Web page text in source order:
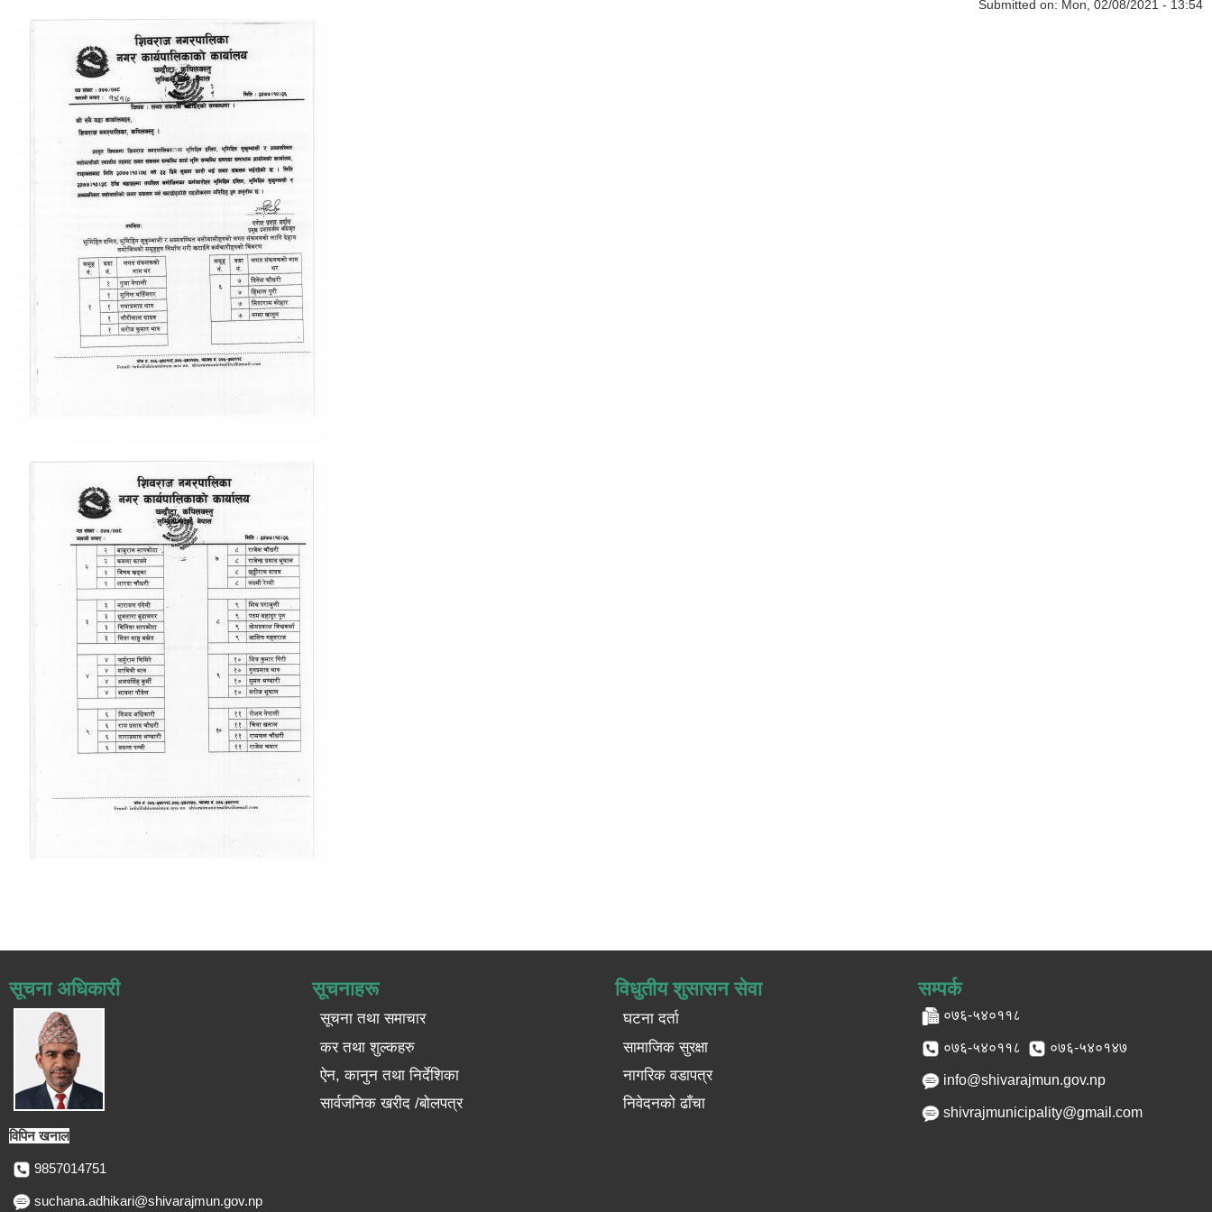
Submitted on: Mon, 02/08/2021 - 13:54
सूचना अधिकारी
विपिन खनाल
9857014751
suchana.adhikari@shivarajmun.gov.np
सूचनाहरू
सूचना तथा समाचार
कर तथा शुल्कहरु
ऐन, कानुन तथा निर्देशिका
सार्वजनिक खरीद /बोलपत्र
विधुतीय शुसासन सेवा
घटना दर्ता
सामाजिक सुरक्षा
नागरिक वडापत्र
निवेदनको ढाँचा
सम्पर्क
०७६-५४०११८
०७६-५४०११८ ०७६-५४०१४७
info@shivarajmun.gov.np
shivrajmunicipality@gmail.com